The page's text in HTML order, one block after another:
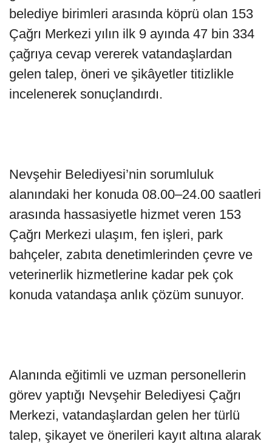
belediye birimleri arasında köprü olan 153
Çağrı Merkezi yılın ilk 9 ayında 47 bin 334
çağrıya cevap vererek vatandaşlardan
gelen talep, öneri ve şikâyetler titizlikle
incelenerek sonuçlandırdı.
Nevşehir Belediyesi’nin sorumluluk
alanındaki her konuda 08.00–24.00 saatleri
arasında hassasiyetle hizmet veren 153
Çağrı Merkezi ulaşım, fen işleri, park
bahçeler, zabıta denetimlerinden çevre ve
veterinerlik hizmetlerine kadar pek çok
konuda vatandaşa anlık çözüm sunuyor.
Alanında eğitimli ve uzman personellerin
görev yaptığı Nevşehir Belediyesi Çağrı
Merkezi, vatandaşlardan gelen her türlü
talep, şikayet ve önerileri kayıt altına alarak